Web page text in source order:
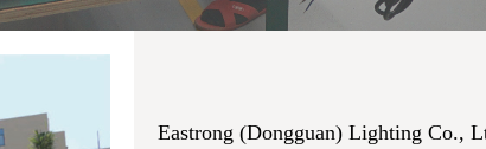
Eastrong (Dongguan) Lighting Co.,